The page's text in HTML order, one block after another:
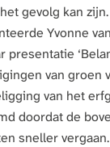
gevolg kan
Yvonne
presentatie
van groen
van het
doordat de
sneller vergaan.